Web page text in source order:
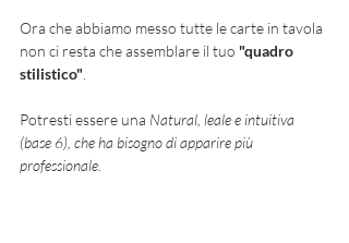
Ora che abbiamo messo tutte le carte in tavola
non ci resta che assemblare il tuo "quadro
stilistico"
Potresti essere una Natural, leale e intuitiva
(base 6), che ha bisogno di apparire più
professionale.